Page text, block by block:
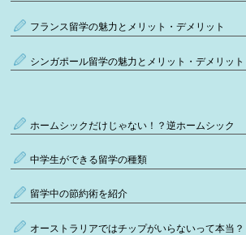
フランス留学の魅力とメリット・デメリット
シンガポール留学の魅力とメリット・デメリット
ホームシックだけじゃない！？逆ホームシック
中学生ができる留学の種類
留学中の節約術を紹介
オーストラリアではチップがいらないって本当？